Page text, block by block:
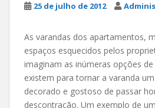
25 de julho de 2012
As varandas dos apartamentos,
espaços esquecidos pelos
imaginam as inúmeras opções
existem para tornar a varanda
decorado e gostoso de passar
descontração. Um exemplo de